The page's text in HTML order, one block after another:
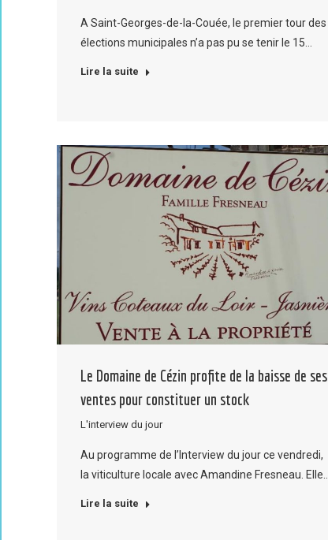
A Saint-Georges-de-la-Couée, le premier tour des
élections municipales n’a pas pu se tenir le 15…
Lire la suite
Le Domaine de Cézin profite de la baisse de ses
ventes pour constituer un stock
L'interview du jour
Au programme de l’Interview du jour ce vendredi,
la viticulture locale avec Amandine Fresneau. Elle…
Lire la suite